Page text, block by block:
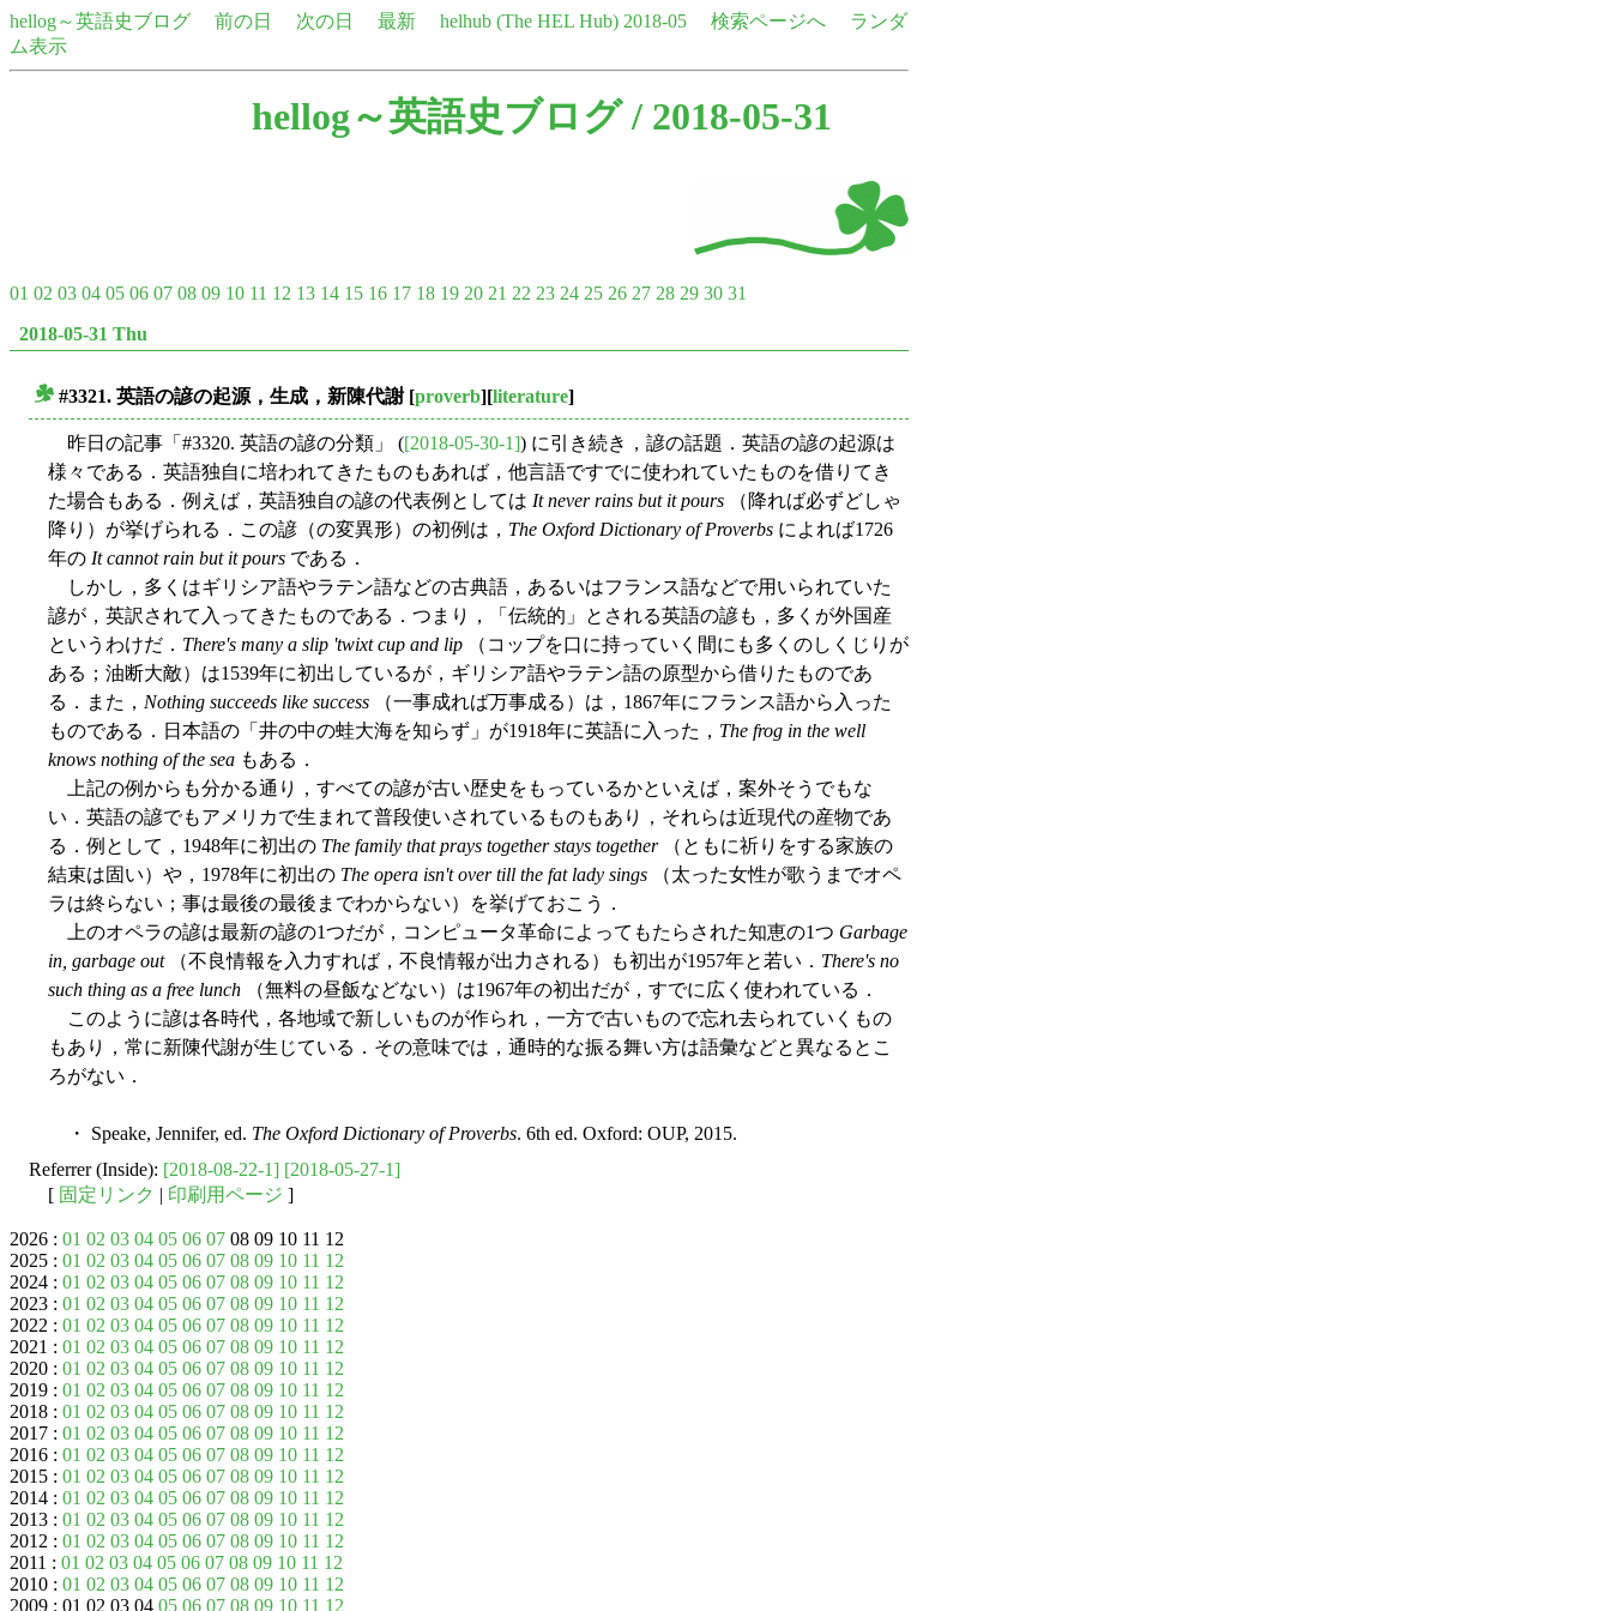
hellog～英語史ブログ 前の日 次の日 最新 helhub (The HEL Hub) 2018-05 検索ページへ
ランダ
ム表示
hellog～英語史ブログ/ 2018-05-31
01 02 03 04 05 06 07 08 09 10 11 12 13 14 15 16 17 18 19 20 21 22 23 24 25 26 27 28 29 30 31
2018-05-31 Thu
#3321. 英語の諺の起源，生成，新陳代謝[proverb][literature]
昨日の記事「#3320. 英語の諺の分類」 ([2018-05-30-1]) に引き続き，諺の話題．英語の諺の起源は
様々である．英語独自に培われてきたものもあれば，他言語ですでに使われていたものを借りてき
た場合もある．例えば，英語独自の諺の代表例としては It never rains but it pours （降れば必ずどしゃ
降り）が挙げられる．この諺（の変異形）の初例は， The Oxford Dictionary of Proverbs によれば1726
年の It cannot rain but it pours である．
しかし，多くはギリシア語やラテン語などの古典語，あるいはフランス語などで用いられていた
諺が，英訳されて入ってきたものである．つまり，「伝統的」とされる英語の諺も，多くが外国産
というわけだ． There's many a slip 'twixt cup and lip （コップを口に持っていく間にも多くのしくじりが
ある；油断大敵）は1539年に初出しているが，ギリシア語やラテン語の原型から借りたものであ
る．また， Nothing succeeds like success （一事成れば万事成る）は，1867年にフランス語から入った
ものである．日本語の「井の中の蛙大海を知らず」が1918年に英語に入った， The frog in the well
knows nothing of the sea もある．
上記の例からも分かる通り，すべての諺が古い歴史をもっているかといえば，案外そうでもな
い．英語の諺でもアメリカで生まれて普段使いされているものもあり，それらは近現代の産物であ
る．例として，1948年に初出の The family that prays together stays together（ともに祈りをする家族の
結束は固い）や，1978年に初出の The opera isn't over till the fat lady sings （太った女性が歌うまでオペ
ラは終らない；事は最後の最後までわからない）を挙げておこう．
上のオペラの諺は最新の諺の1つだが，コンピュータ革命によってもたらされた知恵の1つ Garbage
in, garbage out（不良情報を入力すれば，不良情報が出力される）も初出が1957年と若い． There's no
such thing as a free lunch （無料の昼飯などない）は1967年の初出だが，すでに広く使われている．
このように諺は各時代，各地域で新しいものが作られ，一方で古いもので忘れ去られていくもの
もあり，常に新陳代謝が生じている．その意味では，通時的な振る舞い方は語彙などと異なるとこ
ろがない．
・ Speake, Jennifer, ed. The Oxford Dictionary of Proverbs. 6th ed. Oxford: OUP, 2015.
Referrer (Inside): [2018-08-22-1] [2018-05-27-1]
[ 固定リンク | 印刷用ページ ]
2026 : 01 02 03 04 05 06 07 08 09 10 11 12
2025 : 01 02 03 04 05 06 07 08 09 10 11 12
2024 : 01 02 03 04 05 06 07 08 09 10 11 12
2023 : 01 02 03 04 05 06 07 08 09 10 11 12
2022 : 01 02 03 04 05 06 07 08 09 10 11 12
2021 : 01 02 03 04 05 06 07 08 09 10 11 12
2020 : 01 02 03 04 05 06 07 08 09 10 11 12
2019 : 01 02 03 04 05 06 07 08 09 10 11 12
2018 : 01 02 03 04 05 06 07 08 09 10 11 12
2017 : 01 02 03 04 05 06 07 08 09 10 11 12
2016 : 01 02 03 04 05 06 07 08 09 10 11 12
2015 : 01 02 03 04 05 06 07 08 09 10 11 12
2014 : 01 02 03 04 05 06 07 08 09 10 11 12
2013 : 01 02 03 04 05 06 07 08 09 10 11 12
2012 : 01 02 03 04 05 06 07 08 09 10 11 12
2011 : 01 02 03 04 05 06 07 08 09 10 11 12
2010 : 01 02 03 04 05 06 07 08 09 10 11 12
2009 : 01 02 03 04 05 06 07 08 09 10 11 12